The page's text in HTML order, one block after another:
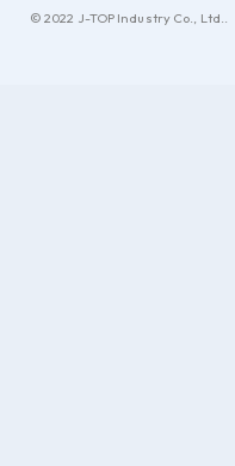
© 2022 J-TOP Industry Co., Ltd..